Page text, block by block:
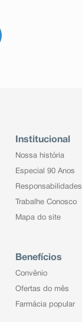
Institucional
Nossa história
Especial 90 Anos
Responsabilidades
Trabalhe Conosco
Mapa do site
Benefícios
Convênio
Ofertas do mês
Farmácia popular